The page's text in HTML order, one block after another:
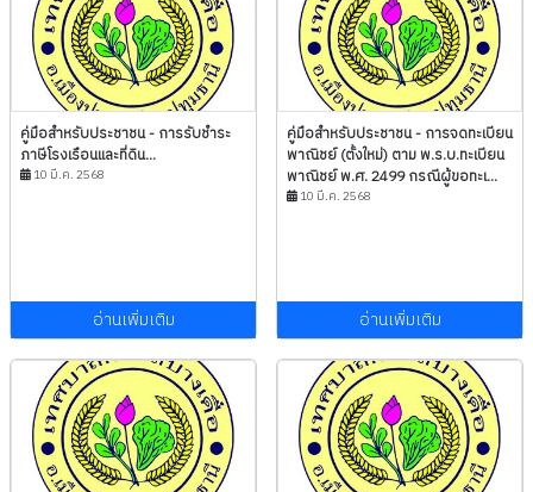
คู่มือสำหรับประชาชน - การรับชำระ
ภาษีโรงเรือนและที่ดิน...
10 มี.ค. 2568
อ่านเพิ่มเติม
คู่มือสำหรับประชาชน - การจดทะเบียน
พาณิชย์ (ตั้งใหม่) ตาม พ.ร.บ.ทะเบียน
พาณิชย์ พ.ศ. 2499 กรณีผู้ขอทะเ...
10 มี.ค. 2568
อ่านเพิ่มเติม